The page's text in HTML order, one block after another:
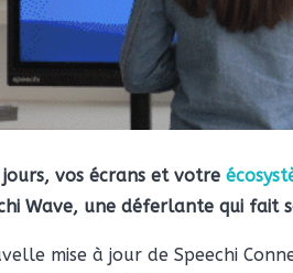
jours, vos écrans et votre
Wave, une déferlante qui
mise à jour de Speechi